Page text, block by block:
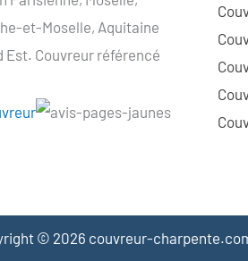
et-Moselle, Aquitaine
Est. Couvreur référencé
© 2026 couvreur-